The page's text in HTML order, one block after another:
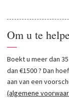
Om u te
—
Boekt u meer dan
dan €1500 ? Dan
aan van een
(algemene